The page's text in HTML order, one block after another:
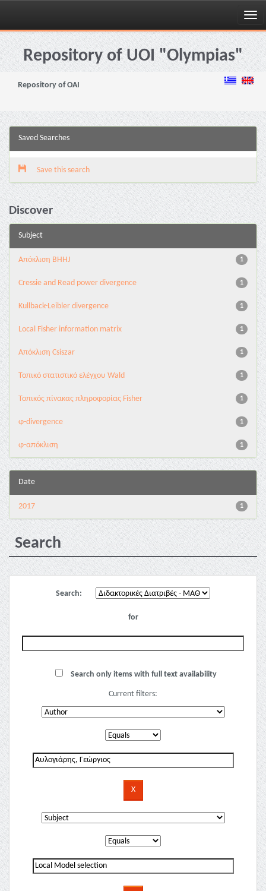
Skip
navigationRepository of UOI "Olympias"
Repository of OAI
Saved Searches
Save this search
Discover
Subject
1
Aπόκλιση BHHJ
1
Cressie and Read power divergence
1
Kullback-Leibler divergence
1
Local Fisher information matrix
1
Απόκλιση Csiszar
1
Τοπικό στατιστικό ελέγχου Wald
1
Τοπικός πίνακας πληροφορίας Fisher
1
φ-divergence
1
φ-απόκλιση
Date
1
2017
Search
Search:
for
Search only items with full text availability
Current filters: